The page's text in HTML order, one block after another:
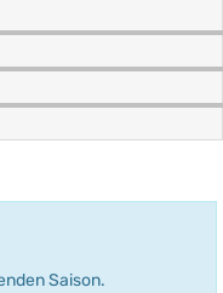
Saison.